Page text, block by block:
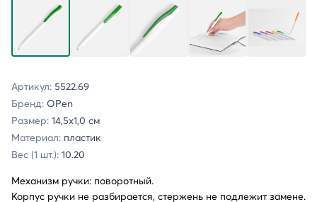
Артикул: 5522.69
Бренд: OPen
Размер: 14,5х1,0 см
Материал: пластик
Вес (1 шт.): 10.20
Механизм ручки: поворотный.
Корпус ручки не разбирается, стержень не подлежит замене.